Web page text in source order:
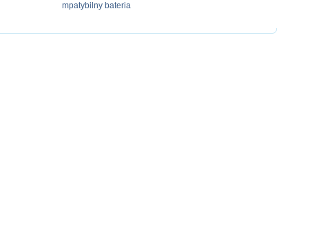
mpatybilny bateria